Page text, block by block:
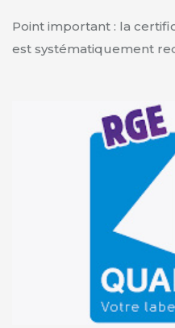
Point important : la
est systématiquement